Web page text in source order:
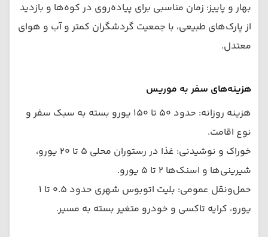
بهار و پاییز: زمان مناسبی برای پیاده‌روی در کوه‌ها و بازدید
از پارک‌های طبیعی، با جمعیت گردشگران کمتر و آب و هوای
معتدل.
هزینه‌های سفر به موریس
هزینه روزانه: حدود ۵۰ تا ۱۵۰ یورو بسته به سبک سفر و
نوع اقامت.
خوراک و نوشیدنی: غذا در رستوران محلی ۵ تا ۲۰ یورو،
شیرینی‌ها و اسنک‌ها ۲ تا ۵ یورو.
حمل‌ونقل عمومی: بلیت اتوبوس شهری حدود ۰.۵ تا ۱
یورو، کرایه تاکسی و خودرو متغیر بسته به مسیر.